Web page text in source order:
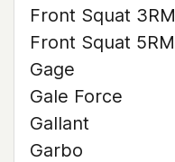
Front Squat 3RM
Front Squat 5RM
Gage
Gale Force
Gallant
Garbo